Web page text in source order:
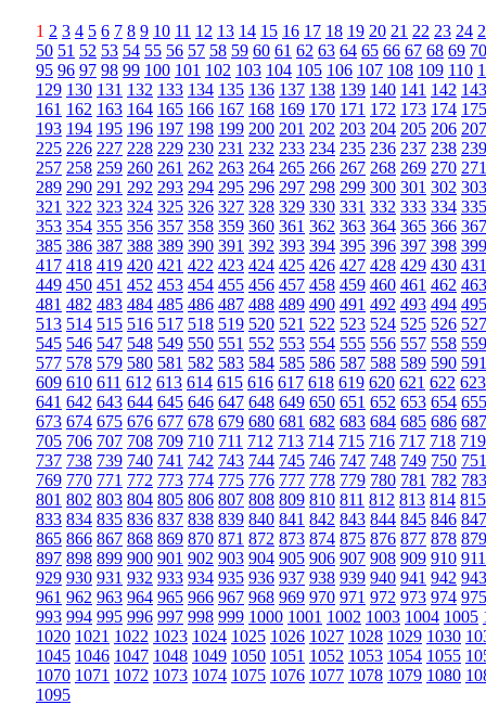
1 2 3 4 5 6 7 8 9 10 11 12 13 14 15 16 17 18 19 20 21 22 23 24
50 51 52 53 54 55 56 57 58 59 60 61 62 63 64 65 66 67 68 69 70
95 96 97 98 99 100 101 102 103 104 105 106 107 108 109 110
129 130 131 132 133 134 135 136 137 138 139 140 141 142 143
161 162 163 164 165 166 167 168 169 170 171 172 173 174 175
193 194 195 196 197 198 199 200 201 202 203 204 205 206 207
225 226 227 228 229 230 231 232 233 234 235 236 237 238 239
257 258 259 260 261 262 263 264 265 266 267 268 269 270 271
289 290 291 292 293 294 295 296 297 298 299 300 301 302 303
321 322 323 324 325 326 327 328 329 330 331 332 333 334 335
353 354 355 356 357 358 359 360 361 362 363 364 365 366 367
385 386 387 388 389 390 391 392 393 394 395 396 397 398 399
417 418 419 420 421 422 423 424 425 426 427 428 429 430 431
449 450 451 452 453 454 455 456 457 458 459 460 461 462 463
481 482 483 484 485 486 487 488 489 490 491 492 493 494 495
513 514 515 516 517 518 519 520 521 522 523 524 525 526 527
545 546 547 548 549 550 551 552 553 554 555 556 557 558 559
577 578 579 580 581 582 583 584 585 586 587 588 589 590 591
609 610 611 612 613 614 615 616 617 618 619 620 621 622 623
641 642 643 644 645 646 647 648 649 650 651 652 653 654 655
673 674 675 676 677 678 679 680 681 682 683 684 685 686 687
705 706 707 708 709 710 711 712 713 714 715 716 717 718 719
737 738 739 740 741 742 743 744 745 746 747 748 749 750 751
769 770 771 772 773 774 775 776 777 778 779 780 781 782 783
801 802 803 804 805 806 807 808 809 810 811 812 813 814 815
833 834 835 836 837 838 839 840 841 842 843 844 845 846 847
865 866 867 868 869 870 871 872 873 874 875 876 877 878 879
897 898 899 900 901 902 903 904 905 906 907 908 909 910 911
929 930 931 932 933 934 935 936 937 938 939 940 941 942 943
961 962 963 964 965 966 967 968 969 970 971 972 973 974 975
993 994 995 996 997 998 999 1000 1001 1002 1003 1004 1005
1020 1021 1022 1023 1024 1025 1026 1027 1028 1029 1030
1045 1046 1047 1048 1049 1050 1051 1052 1053 1054 1055
1070 1071 1072 1073 1074 1075 1076 1077 1078 1079 1080
1095